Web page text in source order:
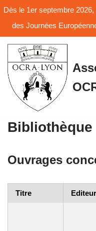
Dès le 1er septembre
des Journées
Aller
au
contenu
Bibliothèque
Ouvrages
Titre Editeur